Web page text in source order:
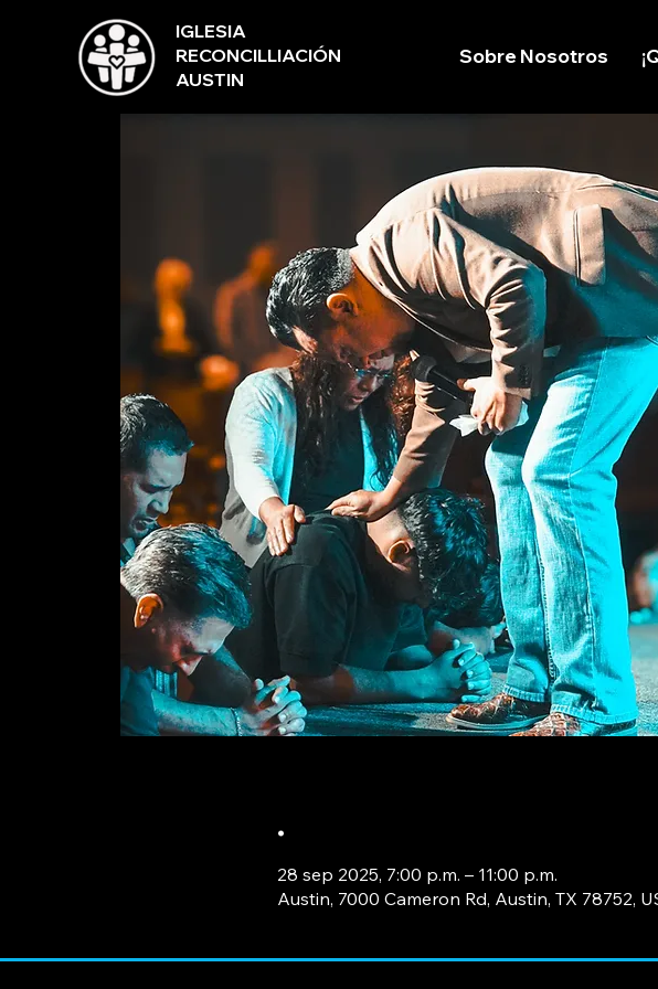
IGLESIA
RECONCILLIACIÓN
AUSTIN
Sobre Nosotros
.
28 sep 2025, 7:00 p.m. – 11:00 p.m.
Austin, 7000 Cameron Rd, Austin, TX 78752,